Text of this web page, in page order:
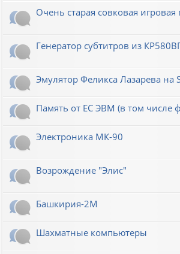
Очень старая совковая игровая
Генератор субтитров из
Эмулятор Феликса Лазарева на
Память от ЕС ЭВМ (в том числе
Электроника МК-90
Возрождение "Элис"
Башкирия-2М
Шахматные компьютеры